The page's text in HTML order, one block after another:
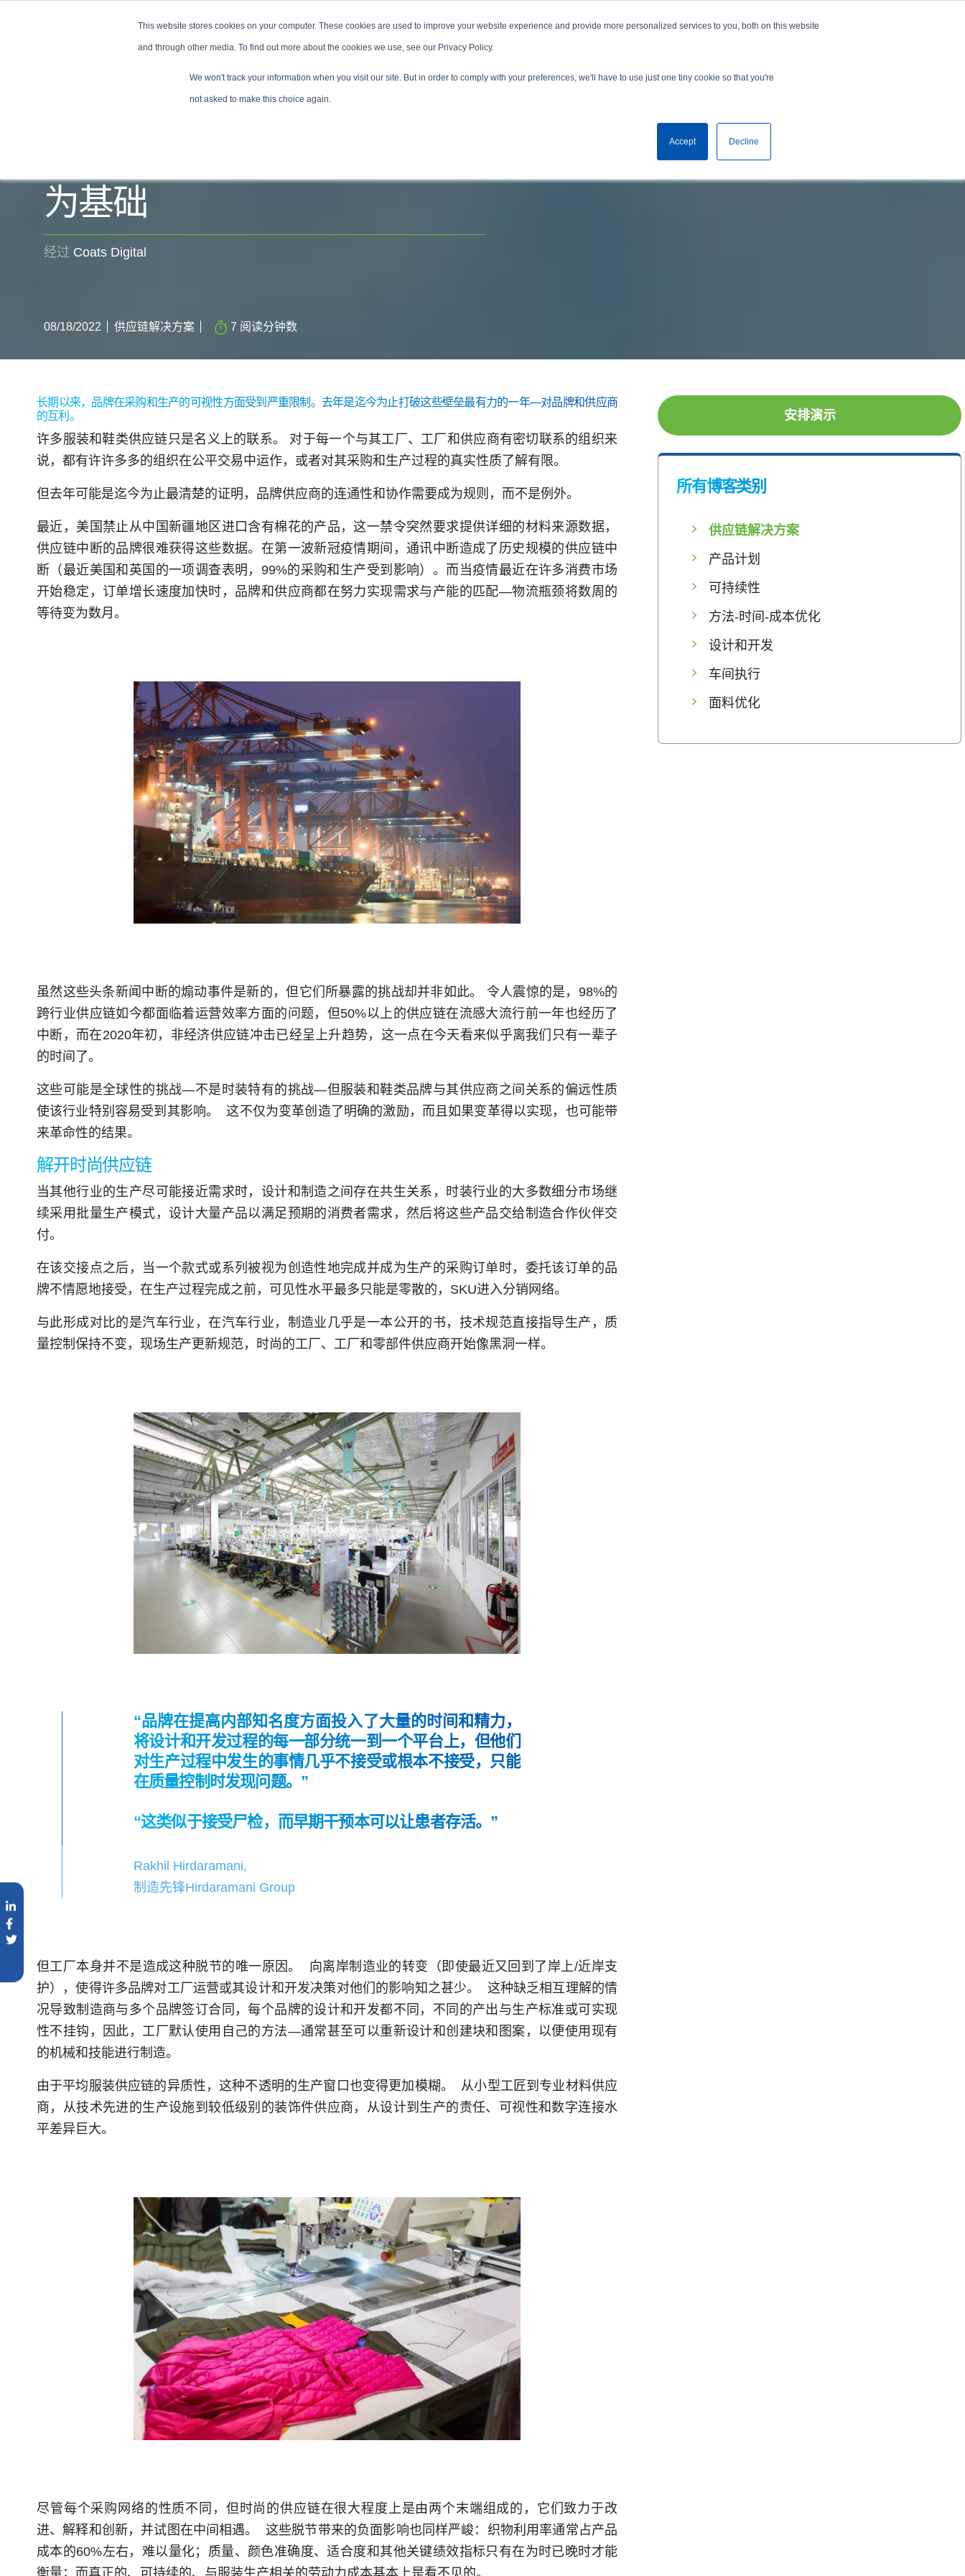
This website stores cookies on your computer. These cookies are used to improve your website experience and provide more personalized services to you, both on this website
and through other media. To find out more about the cookies we use, see our Privacy Policy.
We won't track your information when you visit our site. But in order to comply with your preferences, we'll have to use just one tiny cookie so that you're
not asked to make this choice again.
Accept Decline
品牌 制造商 见证 博客和新闻 关于 联系 安排演示
为基础
经过 Coats Digital
08/18/2022 供应链解决方案 7 阅读分钟数
长期以来，品牌在采购和生产的可视性方面受到严重限制。去年是迄今为止打破这些壁垒最有力的一年—对品牌和供应商
的互利。
许多服装和鞋类供应链只是名义上的联系。 对于每一个与其工厂、工厂和供应商有密切联系的组织来
说，都有许许多多的组织在公平交易中运作，或者对其采购和生产过程的真实性质了解有限。
但去年可能是迄今为止最清楚的证明，品牌供应商的连通性和协作需要成为规则，而不是例外。
最近，美国禁止从中国新疆地区进口含有棉花的产品，这一禁令突然要求提供详细的材料来源数据，
供应链中断的品牌很难获得这些数据。在第一波新冠疫情期间，通讯中断造成了历史规模的供应链中
断（最近美国和英国的一项调查表明，99%的采购和生产受到影响）。而当疫情最近在许多消费市场
开始稳定，订单增长速度加快时，品牌和供应商都在努力实现需求与产能的匹配—物流瓶颈将数周的
等待变为数月。
虽然这些头条新闻中断的煽动事件是新的，但它们所暴露的挑战却并非如此。 令人震惊的是，98%的
跨行业供应链如今都面临着运营效率方面的问题，但50%以上的供应链在流感大流行前一年也经历了
中断，而在2020年初，非经济供应链冲击已经呈上升趋势，这一点在今天看来似乎离我们只有一辈子
的时间了。
这些可能是全球性的挑战—不是时装特有的挑战—但服装和鞋类品牌与其供应商之间关系的偏远性质
使该行业特别容易受到其影响。 这不仅为变革创造了明确的激励，而且如果变革得以实现，也可能带
来革命性的结果。
解开时尚供应链
当其他行业的生产尽可能接近需求时，设计和制造之间存在共生关系，时装行业的大多数细分市场继
续采用批量生产模式，设计大量产品以满足预期的消费者需求，然后将这些产品交给制造合作伙伴交
付。
在该交接点之后，当一个款式或系列被视为创造性地完成并成为生产的采购订单时，委托该订单的品
牌不情愿地接受，在生产过程完成之前，可见性水平最多只能是零散的，SKU进入分销网络。
与此形成对比的是汽车行业，在汽车行业，制造业几乎是一本公开的书，技术规范直接指导生产，质
量控制保持不变，现场生产更新规范，时尚的工厂、工厂和零部件供应商开始像黑洞一样。
“品牌在提高内部知名度方面投入了大量的时间和精力，
将设计和开发过程的每一部分统一到一个平台上，但他们
对生产过程中发生的事情几乎不接受或根本不接受，只能
在质量控制时发现问题。”
“这类似于接受尸检，而早期干预本可以让患者存活。”
Rakhil Hirdaramani,
制造先锋Hirdaramani Group
但工厂本身并不是造成这种脱节的唯一原因。 向离岸制造业的转变（即使最近又回到了岸上/近岸支
护），使得许多品牌对工厂运营或其设计和开发决策对他们的影响知之甚少。 这种缺乏相互理解的情
况导致制造商与多个品牌签订合同，每个品牌的设计和开发都不同，不同的产出与生产标准或可实现
性不挂钩，因此，工厂默认使用自己的方法—通常甚至可以重新设计和创建块和图案，以便使用现有
的机械和技能进行制造。
由于平均服装供应链的异质性，这种不透明的生产窗口也变得更加模糊。 从小型工匠到专业材料供应
商，从技术先进的生产设施到较低级别的装饰件供应商，从设计到生产的责任、可视性和数字连接水
平差异巨大。
尽管每个采购网络的性质不同，但时尚的供应链在很大程度上是由两个末端组成的，它们致力于改
进、解释和创新，并试图在中间相遇。 这些脱节带来的负面影响也同样严峻：织物利用率通常占产品
成本的60%左右，难以量化；质量、颜色准确度、适合度和其他关键绩效指标只有在为时已晚时才能
衡量；而真正的、可持续的、与服装生产相关的劳动力成本基本上是看不见的。
安排演示
所有博客类别
供应链解决方案
产品计划
可持续性
方法-时间-成本优化
设计和开发
车间执行
面料优化